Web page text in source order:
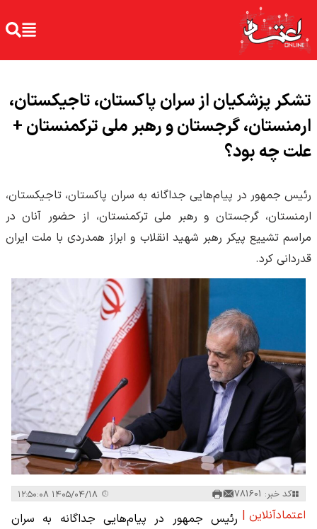
تشکر پزشکیان از سران پاکستان، تاجیکستان،
ارمنستان، گرجستان و رهبر ملی ترکمنستان +
علت چه بود؟
رئیس جمهور در پیام‌هایی جداگانه به سران پاکستان، تاجیکستان،
ارمنستان، گرجستان و رهبر ملی ترکمنستان، از حضور آنان در
مراسم تشییع پیکر رهبر شهید انقلاب و ابراز همدردی با ملت ایران
قدردانی کرد.
کد خبر: 781601
اعتمادآنلاین | رئیس جمهور در پیام‌هایی جداگانه به سران